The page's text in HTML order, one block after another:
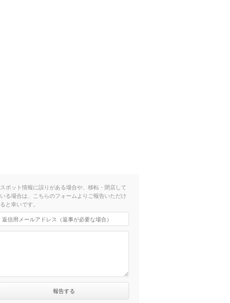
スポット情報に誤りがある場合や、移転・閉店して
いる場合は、こちらのフォームよりご報告いただけ
ると幸いです。